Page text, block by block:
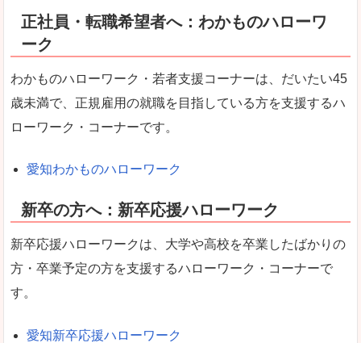
正社員・転職希望者へ：わかものハローワ
ーク
わかものハローワーク・若者支援コーナーは、だいたい45
歳未満で、正規雇用の就職を目指している方を支援するハ
ローワーク・コーナーです。
愛知わかものハローワーク
新卒の方へ：新卒応援ハローワーク
新卒応援ハローワークは、大学や高校を卒業したばかりの
方・卒業予定の方を支援するハローワーク・コーナーで
す。
愛知新卒応援ハローワーク